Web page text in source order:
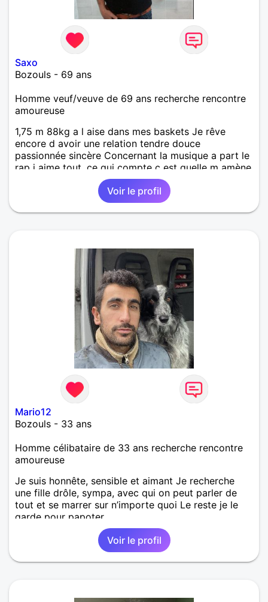
Saxo
Bozouls - 69 ans
Homme veuf/veuve de 69 ans recherche rencontre
amoureuse
1,75 m 88kg a l aise dans mes baskets Je rêve
encore d avoir une relation tendre douce
passionnée sincère Concernant la musique a part le
rap j aime tout, ce qui compte c est quelle m amène
vers le rêve, l emotion.photo de ce matin 8 mars
Voir le profil
Mario12
Bozouls - 33 ans
Homme célibataire de 33 ans recherche rencontre
amoureuse
Je suis honnête, sensible et aimant Je recherche
une fille drôle, sympa, avec qui on peut parler de
tout et se marrer sur n’importe quoi Le reste je le
garde pour papoter
Voir le profil